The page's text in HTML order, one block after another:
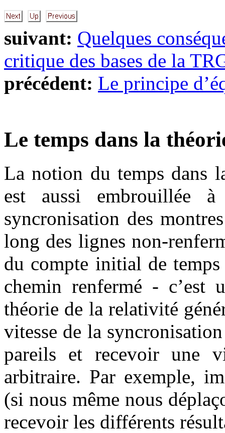
suivant: Quelques
critique des bases de la
précédent: Le principe
Le temps dans la
La notion du temps dans
est aussi embrouillée
syncronisation des
long des lignes non-
du compte initial de
chemin renfermé - c’est
théorie de la relativité
vitesse de la
pareils et recevoir une
arbitraire. Par exemple,
(si nous même nous
recevoir les différents